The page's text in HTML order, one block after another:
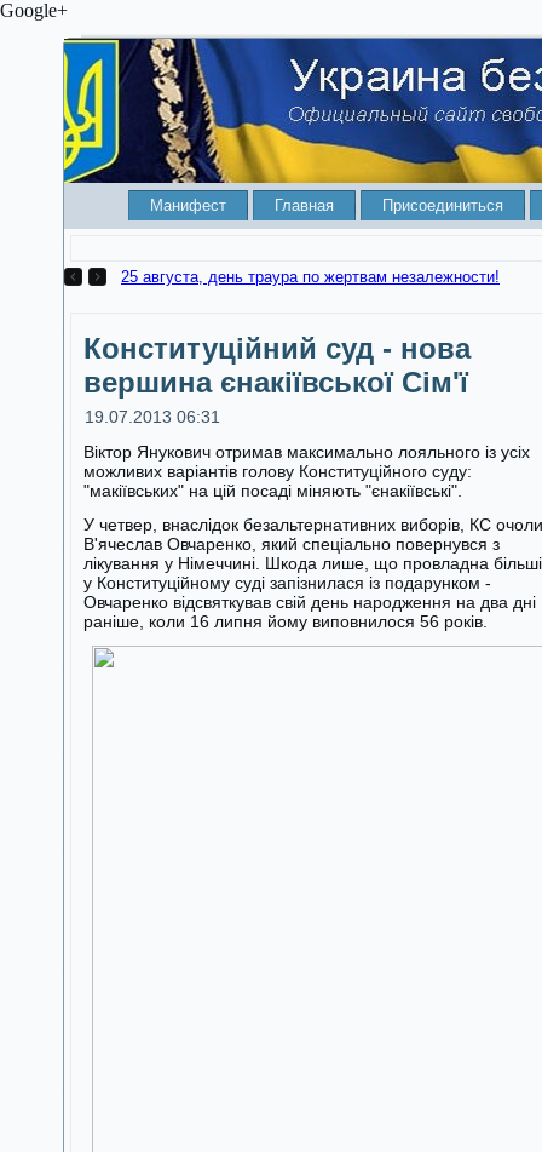
Google+
Манифест Главная Присоединиться
25 августа, день траура по жертвам незалежности!
Конституційний суд - нова
вершина єнакіївської Сім'ї
19.07.2013 06:31
Віктор Янукович отримав максимально лояльного із усіх
можливих варіантів голову Конституційного суду:
"макіївських" на цій посаді міняють "єнакіївські".
У четвер, внаслідок безальтернативних виборів, КС
В'ячеслав Овчаренко, який спеціально повернувся з
лікування у Німеччині. Шкода лише, що провладна
у Конституційному суді запізнилася із подарунком -
Овчаренко відсвяткував свій день народження на два дні
раніше, коли 16 липня йому виповнилося 56 років.